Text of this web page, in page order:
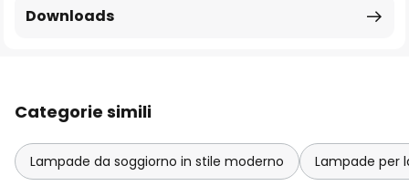
Downloads
Categorie simili
Lampade da soggiorno in stile moderno Lampade per